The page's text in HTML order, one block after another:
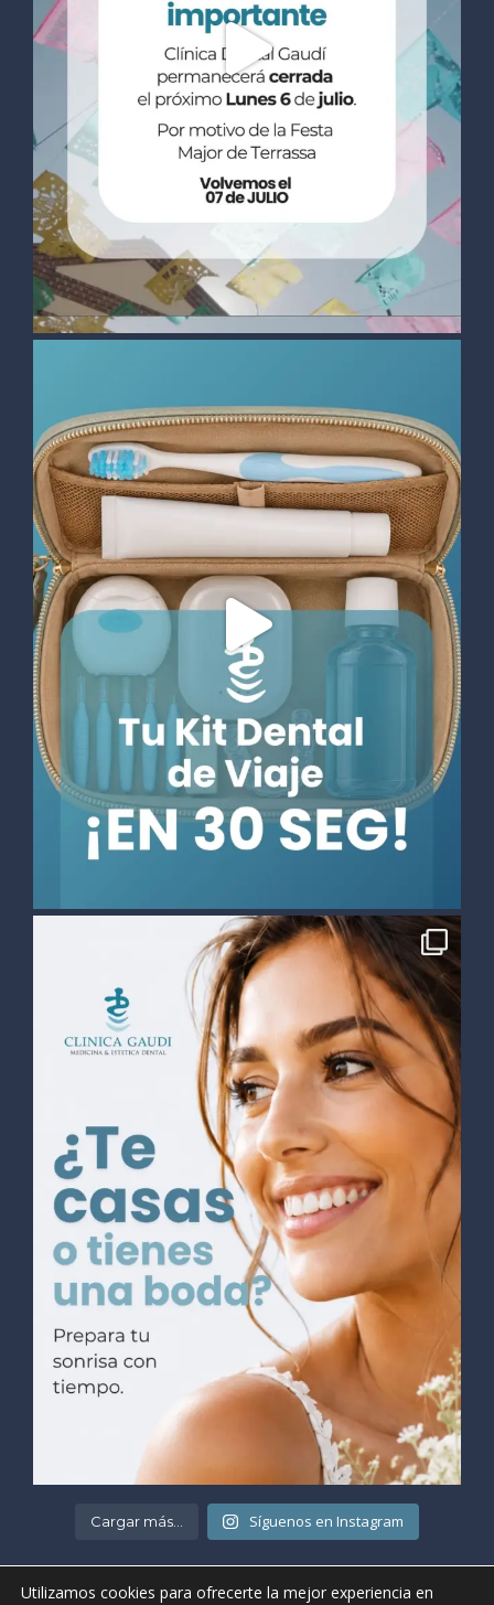
Cargar más... Síguenos en Instagram
Utilizamos cookies para ofrecerte la mejor experiencia en